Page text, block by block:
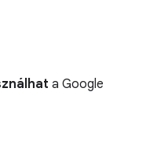
a Google